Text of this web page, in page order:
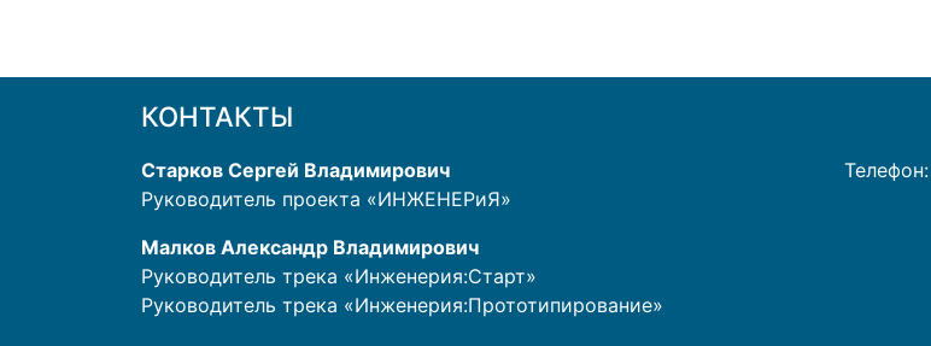
КОНТАКТЫ
Старков Сергей Владимирович
Руководитель проекта «ИНЖЕНЕРиЯ»
Малков Александр Владимирович
Руководитель трека «Инженерия:Старт»
Руководитель трека «Инженерия:Прототипирование»